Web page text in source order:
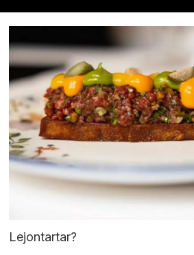
Lejontartar?